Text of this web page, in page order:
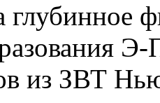
глубинное
из ЗВТ